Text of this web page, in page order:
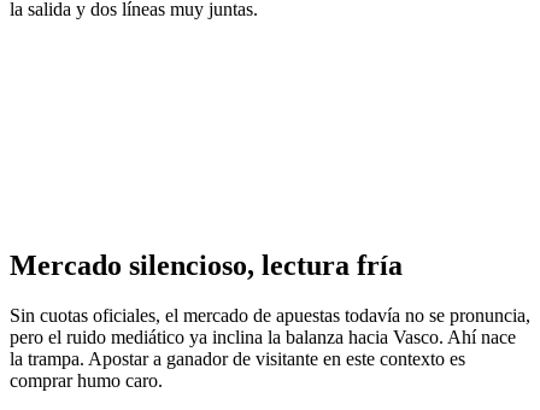
la salida y dos líneas muy juntas.
Mercado silencioso, lectura fría
Sin cuotas oficiales, el mercado de apuestas todavía no se pronuncia,
pero el ruido mediático ya inclina la balanza hacia Vasco. Ahí nace
la trampa. Apostar a ganador de visitante en este contexto es
comprar humo caro.